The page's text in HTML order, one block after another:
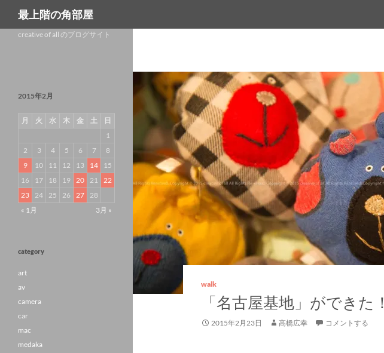
最上階の角部屋
walk
「名古屋基地」ができた！
2015年2月23日 高橋広幸 コメントする
creative of all のブログサイト
2015年2月
月 火 水 木 金 土
日
1
2
3 4 5 6 7
8
9
10 11 12 13 14
15
16
17 18 19 20 21
22
23
24 25 26 27
28
« 1月
3月 »
category
art
av
camera
car
mac
medaka